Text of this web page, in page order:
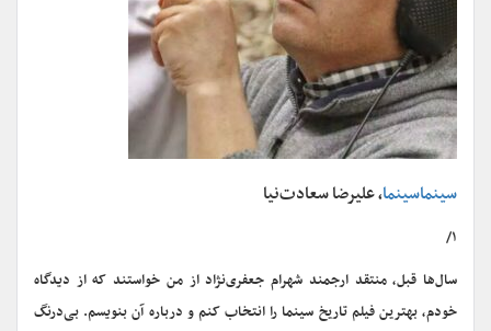
سینماسینما، علیرضا سعادت‌نیا
۱/
سال‌ها قبل، منتقد ارجمند شهرام جعفری‌نژاد از من خواستند که از دیدگاه
خودم، بهترین فیلم تاریخ سینما را انتخاب کنم و درباره آن بنویسم. بی‌درنگ